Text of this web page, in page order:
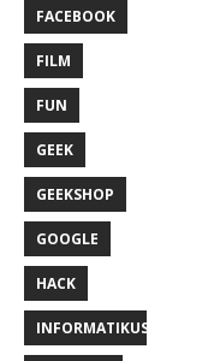
FACEBOOK
FILM
FUN
GEEK
GEEKSHOP
GOOGLE
HACK
INFORMATIKUS